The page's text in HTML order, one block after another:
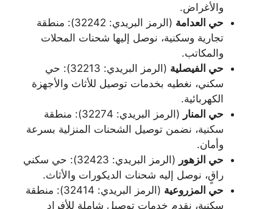
والأغراض.
حي العدامة
(الرمز البريدي: 32242): منطقة
تجارية وسكنية، نوصل إليها شحنات المحلات
والمكاتب.
حي الفيصلية
(الرمز البريدي: 32213): حي
سكني، نغطيه بخدمات توصيل للأثاث والأجهزة
الكهربائية.
حي المنار
(الرمز البريدي: 32274): منطقة
سكنية، نضمن توصيل الشحنات المنزلية بسرعة
وأمان.
حي الزهور
(الرمز البريدي: 32423): حي سكني
راقٍ، نوصل إليه شحنات الديكورات والأثاث.
حي المزروعية
(الرمز البريدي: 32414): منطقة
سكنية، نقدم خدمات توصيل شاملة للأفراد